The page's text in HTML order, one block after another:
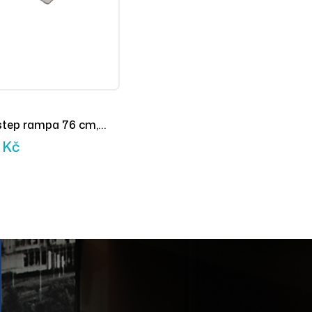
rampa 76 cm,
(1ks)
Kč